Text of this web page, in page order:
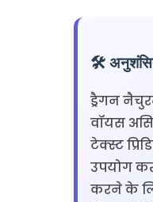
🛠️
ड्रैगन
वॉयस
टेक्स्ट
उपयोग
करने के